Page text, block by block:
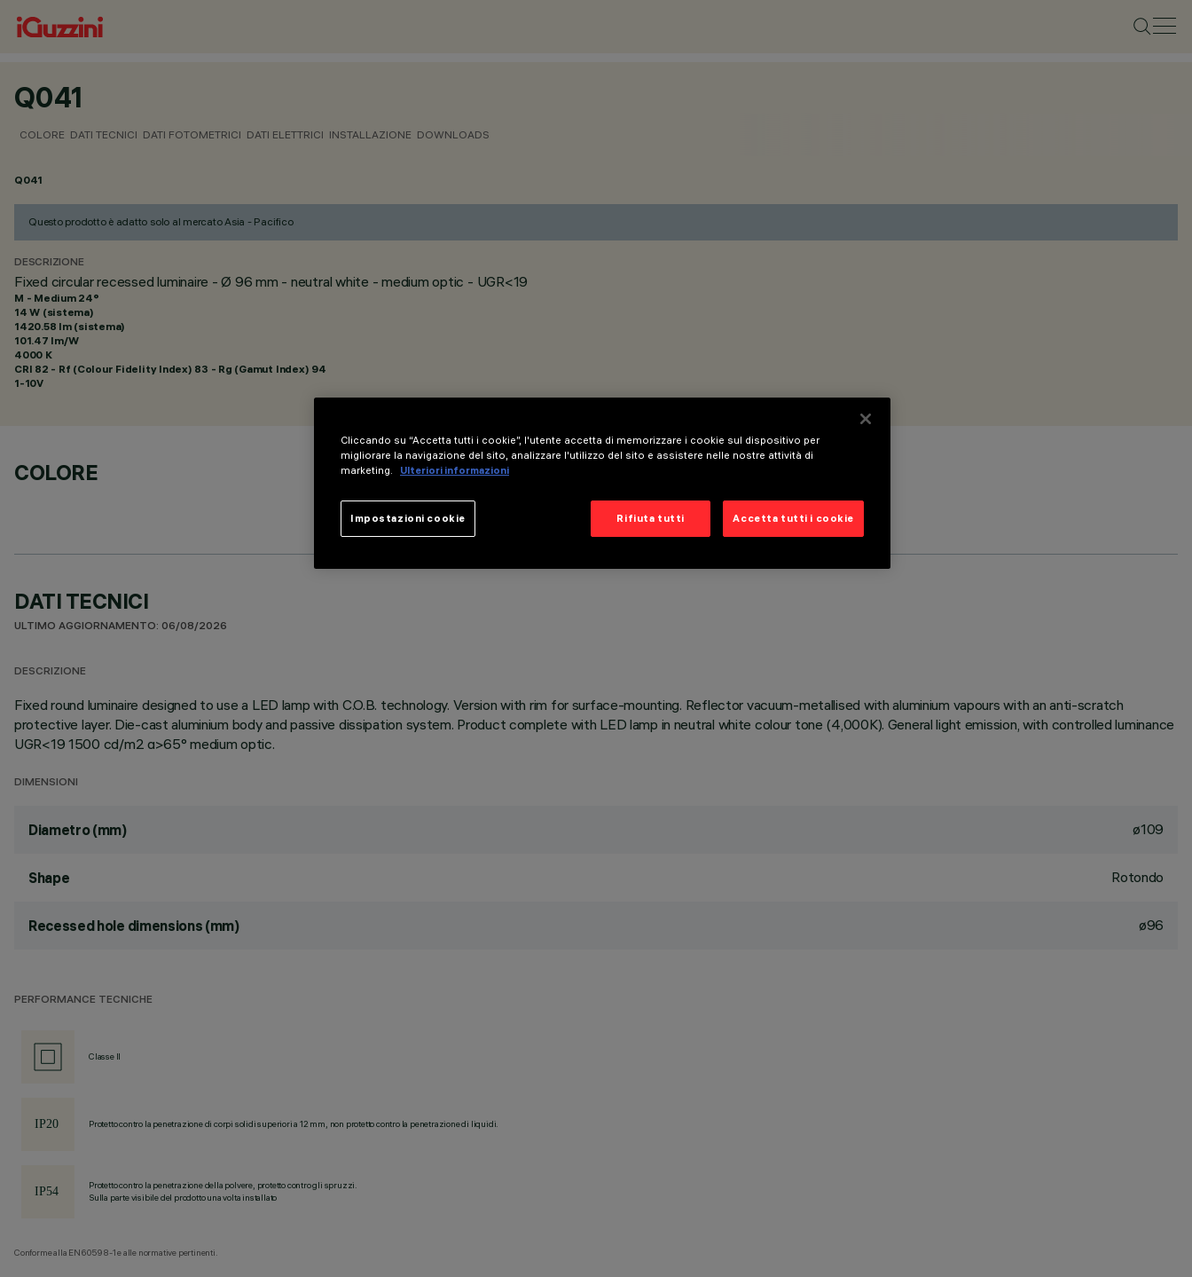
Q041
COLORE DATI TECNICI DATI FOTOMETRICI DATI ELETTRICI INSTALLAZIONE DOWNLOADS
Q041
Questo prodotto è adatto solo al mercato Asia - Pacifico
DESCRIZIONE
Fixed circular recessed luminaire - Ø 96 mm - neutral white - medium optic - UGR<19
M - Medium 24°
14 W (sistema)
1420.58 lm (sistema)
101.47 lm/W
4000 K
CRI 82 - Rf (Colour Fidelity Index) 83 - Rg (Gamut Index) 94
1-10V
COLORE
DATI TECNICI
ULTIMO AGGIORNAMENTO: 06/08/2026
DESCRIZIONE
Fixed round luminaire designed to use a LED lamp with C.O.B. technology. Version with rim for surface-mounting. Reflector vacuum-metallised with aluminium vapours with an anti-scratch
protective layer. Die-cast aluminium body and passive dissipation system. Product complete with LED lamp in neutral white colour tone (4,000K). General light emission, with controlled luminance
UGR<19 1500 cd/m2 α>65° medium optic.
DIMENSIONI
Diametro (mm) ø109
Shape Rotondo
Recessed hole dimensions (mm) ø96
PERFORMANCE TECNICHE
Classe II
Protetto contro la penetrazione di corpi solidi superiori a 12 mm, non protetto contro la penetrazione di liquidi.
Protetto contro la penetrazione della polvere, protetto contro gli spruzzi.
Sulla parte visibile del prodotto una volta installato
Conforme alla EN60598-1 e alle normative pertinenti.
Cliccando su “Accetta tutti i cookie”, l'utente accetta di memorizzare i cookie sul dispositivo per
migliorare la navigazione del sito, analizzare l'utilizzo del sito e assistere nelle nostre attività di
marketing.
Ulteriori informazioni
Rifiuta tutti Accetta tutti i cookie
Impostazioni cookie